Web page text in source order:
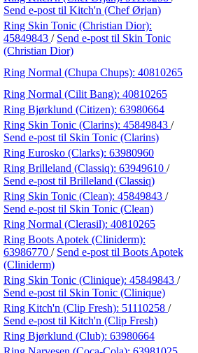
Send e-post til Kitch'n (Chef Ørjan)
Ring Skin Tonic (Christian Dior):
45849843 / Send e-post til Skin Tonic
(Christian Dior)
Ring Normal (Chupa Chups): 40810265
Ring Normal (Cilit Bang): 40810265
Ring Bjørklund (Citizen): 63980664
Ring Skin Tonic (Clarins): 45849843 /
Send e-post til Skin Tonic (Clarins)
Ring Eurosko (Clarks): 63980960
Ring Brilleland (Classiq): 63949610 /
Send e-post til Brilleland (Classiq)
Ring Skin Tonic (Clean): 45849843 /
Send e-post til Skin Tonic (Clean)
Ring Normal (Clerasil): 40810265
Ring Boots Apotek (Cliniderm):
63986770 / Send e-post til Boots Apotek
(Cliniderm)
Ring Skin Tonic (Clinique): 45849843 /
Send e-post til Skin Tonic (Clinique)
Ring Kitch'n (Clip Fresh): 51110258 /
Send e-post til Kitch'n (Clip Fresh)
Ring Bjørklund (Club): 63980664